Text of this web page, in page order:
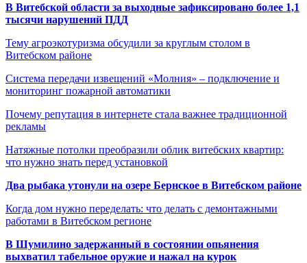
В Витебской области за выходные зафиксировано более 1,1
тысячи нарушений ПДД
Тему агроэкотуризма обсудили за круглым столом в
Витебском районе
Система передачи извещений «Молния» – подключение и
мониторинг пожарной автоматики
Почему репутация в интернете стала важнее традиционной
рекламы
Натяжные потолки преобразили облик витебских квартир:
что нужно знать перед установкой
Два рыбака утонули на озере Бернское в Витебском районе
Когда дом нужно переделать: что делать с демонтажными
работами в Витебском регионе
В Шумилино задержанный в состоянии опьянения
выхватил табельное оружие и нажал на курок